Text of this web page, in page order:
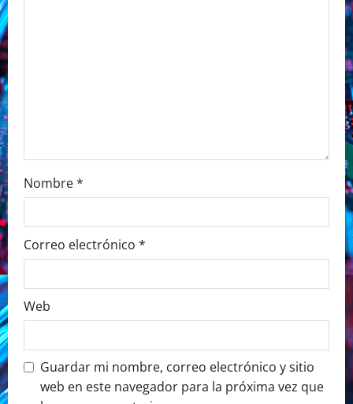
o
n
Nombre*
Correo electrónico *
Web
Guardar mi nombre, correo electrónico y sitio
web en este navegador para la próxima vez que